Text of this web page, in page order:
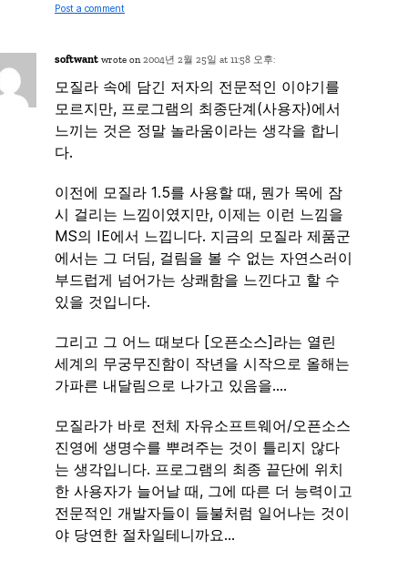
Post a comment
softwant wrote on2004년 2월 25일 at 11:58 오후:
모질라 속에 담긴 저자의 전문적인 이야기를
모르지만, 프로그램의 최종단계(사용자)에서
느끼는 것은 정말 놀라움이라는 생각을 합니
다.
이전에 모질라 1.5를 사용할 때, 뭔가 목에 잠
시 걸리는 느낌이였지만, 이제는 이런 느낌을
MS의 IE에서 느낍니다. 지금의 모질라 제품군
에서는 그 더딤, 걸림을 볼 수 없는 자연스러이
부드럽게 넘어가는 상쾌함을 느낀다고 할 수
있을 것입니다.
그리고 그 어느 때보다 [오픈소스]라는 열린
세계의 무궁무진함이 작년을 시작으로 올해는
가파른 내달림으로 나가고 있음을….
모질라가 바로 전체 자유소프트웨어/오픈소스
진영에 생명수를 뿌려주는 것이 틀리지 않다
는 생각입니다. 프로그램의 최종 끝단에 위치
한 사용자가 늘어날 때, 그에 따른 더 능력이고
전문적인 개발자들이 들불처럼 일어나는 것이
야 당연한 절차일테니까요…